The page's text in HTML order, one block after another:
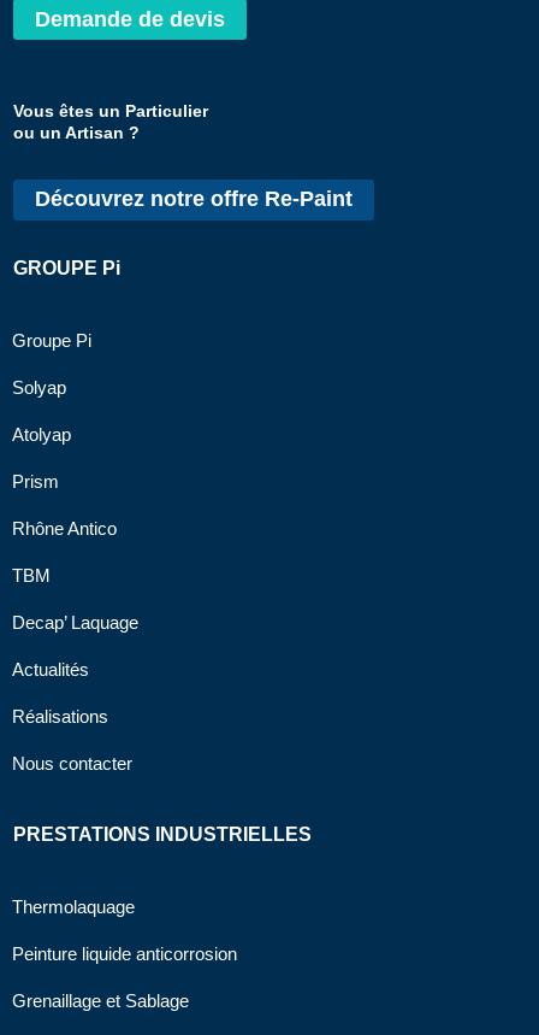
Demande de devis
Vous êtes un Particulier
ou un Artisan ?
Découvrez notre offre Re-Paint
GROUPE Pi
Groupe Pi
Solyap
Atolyap
Prism
Rhône Antico
TBM
Decap’ Laquage
Actualités
Réalisations
Nous contacter
PRESTATIONS INDUSTRIELLES
Thermolaquage
Peinture liquide anticorrosion
Grenaillage et Sablage